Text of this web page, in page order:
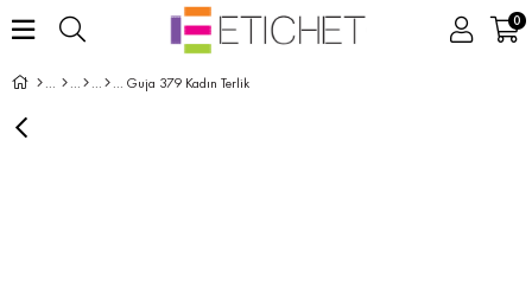
0
Guja 379 Kadın Terlik